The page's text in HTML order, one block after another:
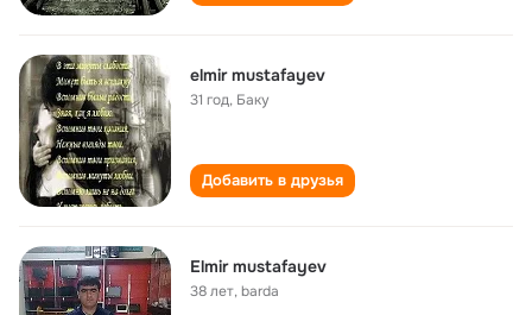
elmir mustafayev
31 год, Баку
Добавить в друзья
Elmir mustafayev
38 лет,barda